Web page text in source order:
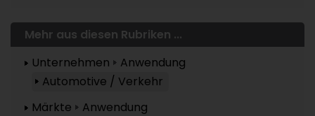
Mehr aus diesen Rubriken ...
Unternehmen
Anwendung
Automotive / Verkehr
Märkte
Anwendung